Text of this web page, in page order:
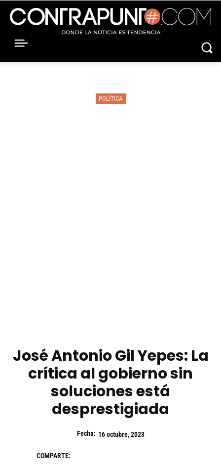
POLÍTICA
José Antonio Gil Yepes: La
crítica al gobierno sin
soluciones está
desprestigiada
Fecha: 16 octubre, 2023
COMPARTE: